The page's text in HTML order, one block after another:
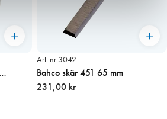
Art. nr 3042
Bahco skär 451 65 mm
231,00 kr